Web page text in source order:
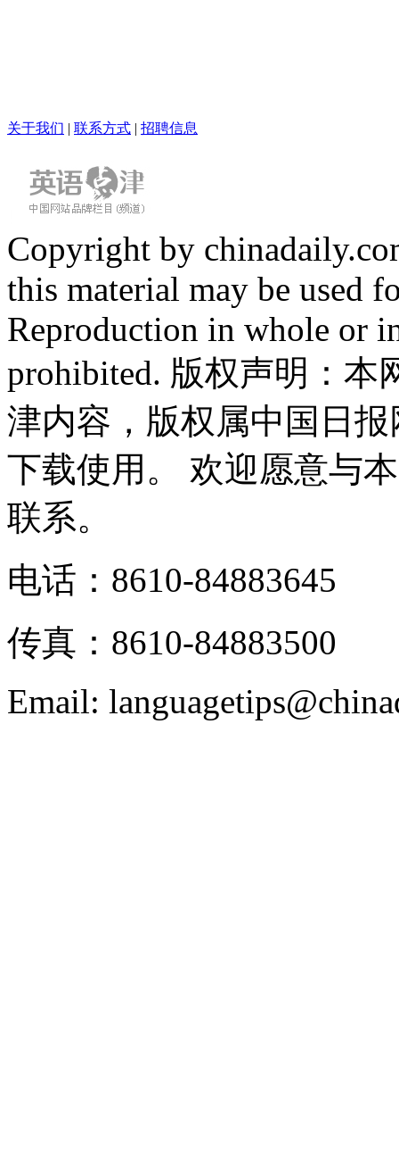
关于我们 | 联系方式 | 招聘信息
Copyright by
this material may be used
Reproduction in whole or
prohibited. 版权声明：
津内容，版权属中国日
下载使用。 欢迎愿意与
联系。
电话：8610-84883645
传真：8610-84883500
Email: